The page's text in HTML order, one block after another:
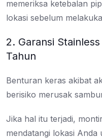
memeriksa ketebalan
lokasi sebelum
2. Garansi
Tahun
Benturan keras akibat
berisiko merusak
Jika hal itu terjadi,
mendatangi lokasi